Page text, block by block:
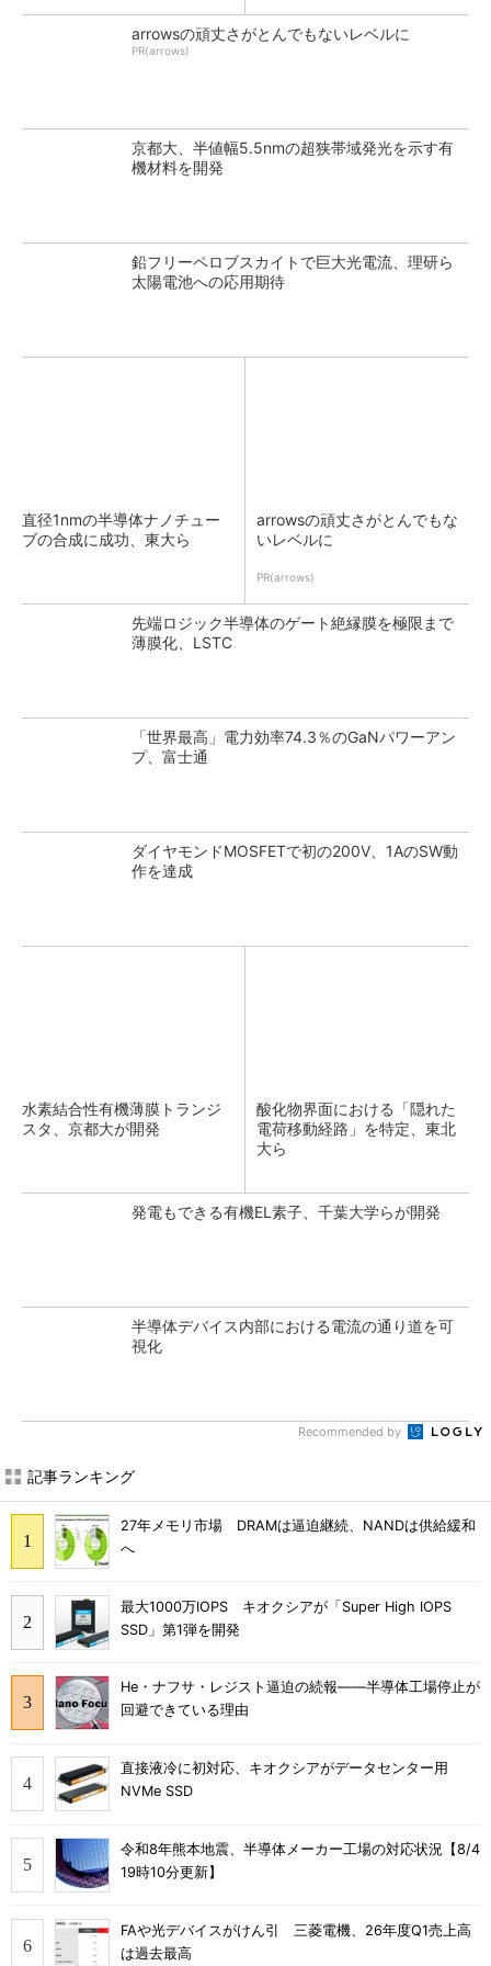
arrowsの頑丈さがとんでもないレベルに
PR(arrows)
京都大、半値幅5.5nmの超狭帯域発光を示す有
機材料を開発
鉛フリーペロブスカイトで巨大光電流、理研ら
太陽電池への応用期待
直径1nmの半導体ナノチュー
ブの合成に成功、東大ら
arrowsの頑丈さがとんでもな
いレベルに
PR(arrows)
先端ロジック半導体のゲート絶縁膜を極限まで
薄膜化、LSTC
「世界最高」電力効率74.3％のGaNパワーアン
プ、富士通
ダイヤモンドMOSFETで初の200V、1AのSW動
作を達成
水素結合性有機薄膜トランジ
スタ、京都大が開発
酸化物界面における「隠れた
電荷移動経路」を特定、東北
大ら
発電もできる有機EL素子、千葉大学らが開発
半導体デバイス内部における電流の通り道を可
視化
Recommended by
記事ランキング
27年メモリ市場 DRAMは逼迫継続、NANDは供給緩和
へ
最大1000万IOPS キオクシアが「Super High IOPS
SSD」第1弾を開発
He・ナフサ・レジスト逼迫の続報――半導体工場停止が
回避できている理由
直接液冷に初対応、キオクシアがデータセンター用
NVMe SSD
令和8年熊本地震、半導体メーカー工場の対応状況【8/4
19時10分更新】
FAや光デバイスがけん引 三菱電機、26年度Q1売上高
は過去最高